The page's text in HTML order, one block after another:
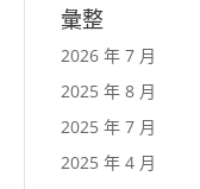
彙整
2026 年 7 月
2025 年 8 月
2025 年 7 月
2025 年 4 月